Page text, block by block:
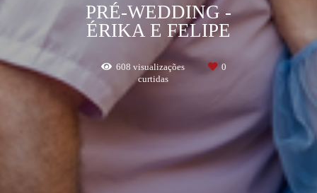
PRÉ-WEDDING -
ÉRIKA E FELIPE
608 visualizações
0
curtidas